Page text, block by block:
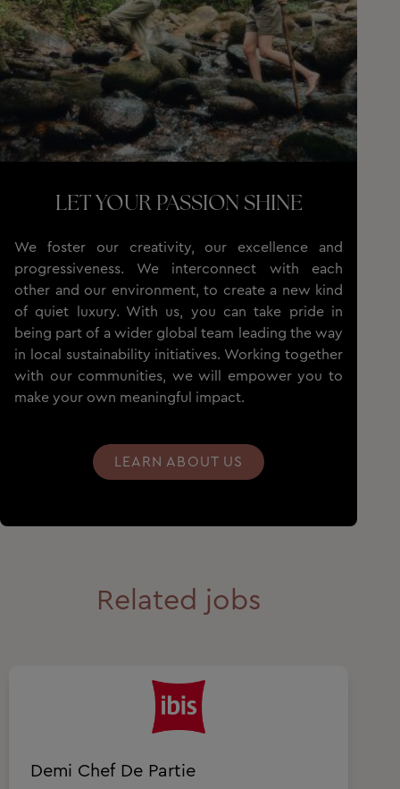
LET YOUR PASSION SHINE
We foster our creativity, our excellence and
progressiveness. We interconnect with each
other and our environment, to create a new kind
of quiet luxury. With us, you can take pride in
being part of a wider global team leading the way
in local sustainability initiatives. Working together
with our communities, we will empower you to
make your own meaningful impact.
LEARN ABOUT US
Related jobs
Demi Chef De Partie